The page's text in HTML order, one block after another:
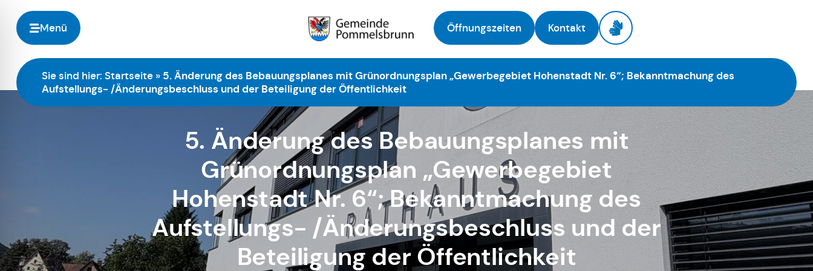
Menü
Zur Startseite
Öffnungszeiten Kontakt
Sie sind hier: Startseite » 5. Änderung des Bebauungsplanes mit Grünordnungsplan „Gewerbegebiet Hohenstadt Nr. 6“; Bekanntmachung des
Aufstellungs- /Änderungsbeschluss und der Beteiligung der Öffentlichkeit
5. Änderung des Bebauungsplanes mit
Grünordnungsplan „Gewerbegebiet
Hohenstadt Nr. 6“; Bekanntmachung des
Aufstellungs- /Änderungsbeschluss und der
Beteiligung der Öffentlichkeit